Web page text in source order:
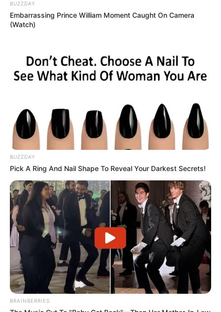
BUZZDAY
Embarrassing Prince William Moment Caught On Camera
(Watch)
BUZZDAY
Pick A Ring And Nail Shape To Reveal Your Darkest Secrets!
BRAINBERRIES